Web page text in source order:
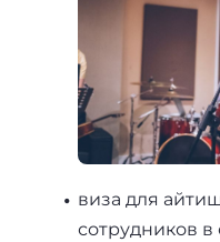
виза для
сотрудников